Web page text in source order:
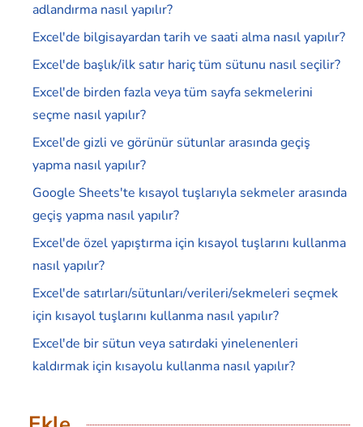
adlandırma nasıl yapılır?
Excel'de bilgisayardan tarih ve saati alma nasıl yapılır?
Excel'de başlık/ilk satır hariç tüm sütunu nasıl seçilir?
Excel'de birden fazla veya tüm sayfa sekmelerini
seçme nasıl yapılır?
Excel'de gizli ve görünür sütunlar arasında geçiş
yapma nasıl yapılır?
Google Sheets'te kısayol tuşlarıyla sekmeler arasında
geçiş yapma nasıl yapılır?
Excel'de özel yapıştırma için kısayol tuşlarını kullanma
nasıl yapılır?
Excel'de satırları/sütunları/verileri/sekmeleri seçmek
için kısayol tuşlarını kullanma nasıl yapılır?
Excel'de bir sütun veya satırdaki yinelenenleri
kaldırmak için kısayolu kullanma nasıl yapılır?